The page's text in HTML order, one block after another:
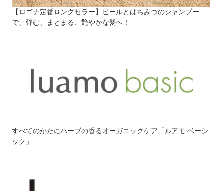
【ロゴナ定番ロングセラー】ビールとはちみつのシャンプー
で、弾む、まとまる、艶やかな髪へ！
すべてのかたにハーブの香るオーガニックケア「ルアモ ベーシ
ック」